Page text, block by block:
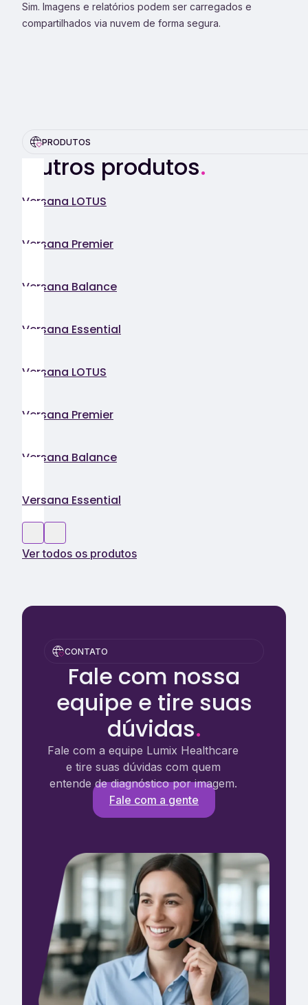
Sim. Imagens e relatórios podem ser carregados e
compartilhados via nuvem de forma segura.
PRODUTOS
Outros produtos.
Versana LOTUS
Versana Premier
Versana Balance
Versana Essential
Versana LOTUS
Versana Premier
Versana Balance
Versana Essential
Ver todos os produtos
CONTATO
Fale com nossa
equipe e tire suas
dúvidas.
Fale com a equipe Lumix Healthcare
e tire suas dúvidas com quem
entende de diagnóstico por imagem.
Fale com a gente